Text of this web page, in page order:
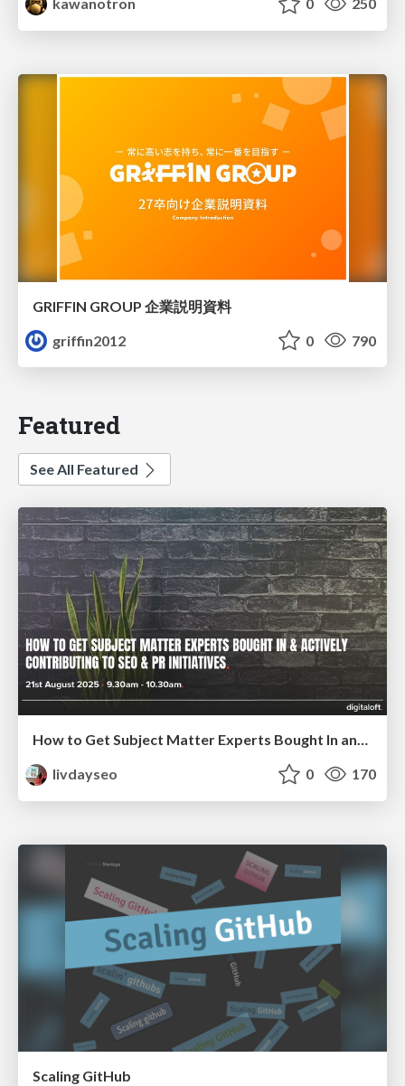
GRIFFIN GROUP 企業説明資料
griffin2012
0 790
Featured
See All Featured
How to Get Subject Matter Experts Bought In and Actively Contributing to SEO & PR Initiatives.
livdayseo
0 170
Scaling GitHub